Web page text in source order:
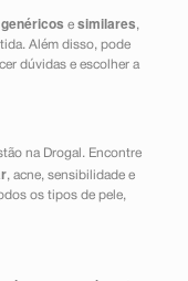
genéricos e similares,
Além disso, pode
dúvidas e escolher a
na Drogal. Encontre
, acne, sensibilidade e
os tipos de pele,